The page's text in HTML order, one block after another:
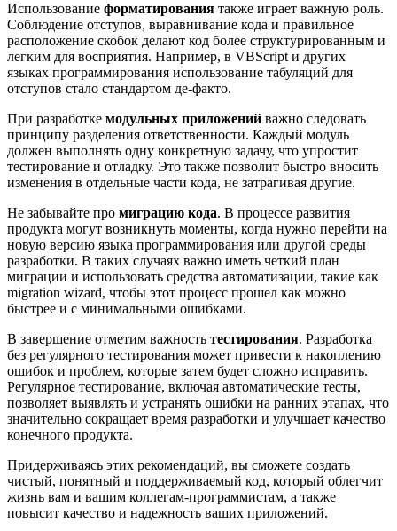
Использование форматирования также играет важную роль.
Соблюдение отступов, выравнивание кода и правильное
расположение скобок делают код более структурированным и
легким для восприятия. Например, в VBScript и других
языках программирования использование табуляций для
отступов стало стандартом де-факто.
При разработке модульных приложений важно следовать
принципу разделения ответственности. Каждый модуль
должен выполнять одну конкретную задачу, что упростит
тестирование и отладку. Это также позволит быстро вносить
изменения в отдельные части кода, не затрагивая другие.
Не забывайте про миграцию кода. В процессе развития
продукта могут возникнуть моменты, когда нужно перейти на
новую версию языка программирования или другой среды
разработки. В таких случаях важно иметь четкий план
миграции и использовать средства автоматизации, такие как
migration wizard, чтобы этот процесс прошел как можно
быстрее и с минимальными ошибками.
В завершение отметим важность тестирования. Разработка
без регулярного тестирования может привести к накоплению
ошибок и проблем, которые затем будет сложно исправить.
Регулярное тестирование, включая автоматические тесты,
позволяет выявлять и устранять ошибки на ранних этапах, что
значительно сокращает время разработки и улучшает качество
конечного продукта.
Придерживаясь этих рекомендаций, вы сможете создать
чистый, понятный и поддерживаемый код, который облегчит
жизнь вам и вашим коллегам-программистам, а также
повысит качество и надежность ваших приложений.